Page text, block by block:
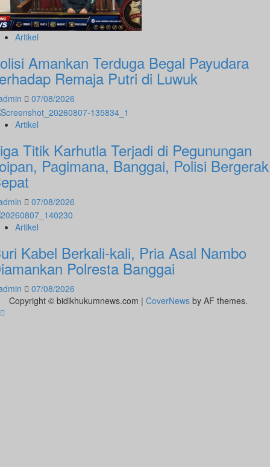
Artikel
Amankan Terduga Begal Payudara
Remaja Putri di Luwuk
07/08/2026
Artikel
Titik Karhutla Terjadi di Pegunungan
Pagimana, Banggai, Polisi Bergerak
07/08/2026
Artikel
Kabel Berkali-kali, Pria Asal Nambo
Polresta Banggai
07/08/2026
Copyright © bidikhukumnews.com | CoverNews by AF themes.